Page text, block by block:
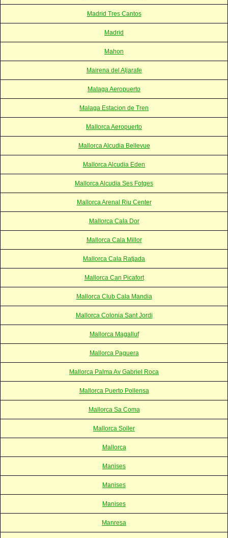
Madrid Tres Cantos
Madrid
Mahon
Mairena del Aljarafe
Malaga Aeropuerto
Malaga Estacion de Tren
Mallorca Aeropuerto
Mallorca Alcudia Bellevue
Mallorca Alcudia Eden
Mallorca Alcudia Ses Fotges
Mallorca Arenal Riu Center
Mallorca Cala Dor
Mallorca Cala Millor
Mallorca Cala Ratjada
Mallorca Can Picafort
Mallorca Club Cala Mandia
Mallorca Colonia Sant Jordi
Mallorca Magalluf
Mallorca Paguera
Mallorca Palma Av Gabriel Roca
Mallorca Puerto Pollensa
Mallorca Sa Coma
Mallorca Soller
Mallorca
Manises
Manises
Manises
Manresa